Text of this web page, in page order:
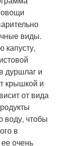
виды.
капусту,
дуршлаг и
крышкой и
от вида
воду, чтобы
в
очень